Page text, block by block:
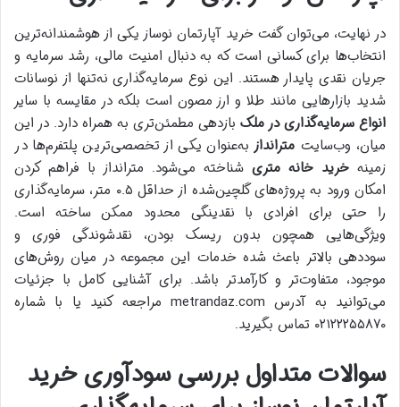
در نهایت، می‌توان گفت خرید آپارتمان نوساز یکی از هوشمندانه‌ترین
انتخاب‌ها برای کسانی است که به دنبال امنیت مالی، رشد سرمایه و
جریان نقدی پایدار هستند. این نوع سرمایه‌گذاری نه‌تنها از نوسانات
شدید بازارهایی مانند طلا و ارز مصون است بلکه در مقایسه با سایر
انواع سرمایه‌گذاری در ملک بازدهی مطمئن‌تری به همراه دارد. در این
میان، وب‌سایت مترانداز به‌عنوان یکی از تخصصی‌ترین پلتفرم‌ها در
زمینه خرید خانه متری شناخته می‌شود. مترانداز با فراهم کردن
امکان ورود به پروژه‌های گلچین‌شده از حداقل ۰.۵ متر، سرمایه‌گذاری
را حتی برای افرادی با نقدینگی محدود ممکن ساخته است.
ویژگی‌هایی همچون بدون ریسک بودن، نقدشوندگی فوری و
سوددهی بالاتر باعث شده خدمات این مجموعه در میان روش‌های
موجود، متفاوت‌تر و کارآمدتر باشد. برای آشنایی کامل با جزئیات
می‌توانید به آدرس metrandaz.com مراجعه کنید یا با شماره
۰۲۱۲۲۲۵۵۸۷۰ تماس بگیرید.
سوالات متداول بررسی سودآوری خرید